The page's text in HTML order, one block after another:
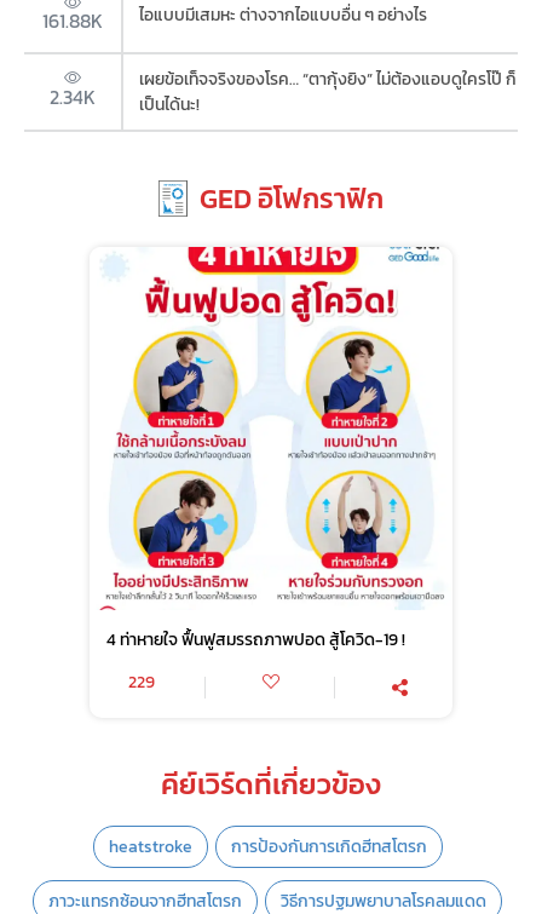
161.88K ไอแบบมีเสมหะ ต่างจากไอแบบอื่น ๆ อย่างไร
2.34K
เผยข้อเท็จจริงของโรค… “ตากุ้งยิง” ไม่ต้องแอบดูใครโป๊ ก็
เป็นได้นะ!
GED อิโฟกราฟิก
4 ท่าหายใจ ฟื้นฟูสมรรถภาพปอด สู้โควิด-19 !
229
คีย์เวิร์ดที่เกี่ยวข้อง
heatstroke การป้องกันการเกิดฮีทสโตรก
ภาวะแทรกซ้อนจากฮีทสโตรก วิธีการปฐมพยาบาลโรคลมแดด